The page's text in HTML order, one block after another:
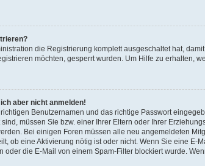
die Registrierung komplett ausgeschaltet hat,
möchten, gesperrt wurden. Um Hilfe zu erhalten,
aber nicht anmelden!
Benutzernamen und das richtige Passwort
müssen Sie bzw. einer Ihrer Eltern oder Ihrer
Bei einigen Foren müssen alle neu angemeldeten
ob eine Aktivierung nötig ist oder nicht. Wenn Sie eine
oder die E-Mail von einem Spam-Filter blockiert wurde.